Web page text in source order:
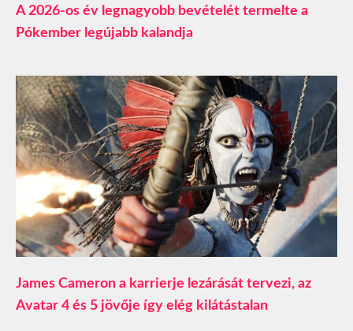
A 2026-os év legnagyobb bevételét termelte a
Pókember legújabb kalandja
James Cameron a karrierje lezárását tervezi, az
Avatar 4 és 5 jövője így elég kilátástalan